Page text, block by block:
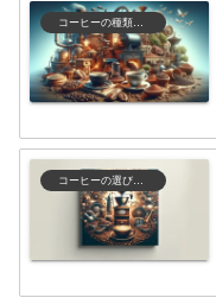
コーヒーの種類と特徴
コーヒーの選び方と保存